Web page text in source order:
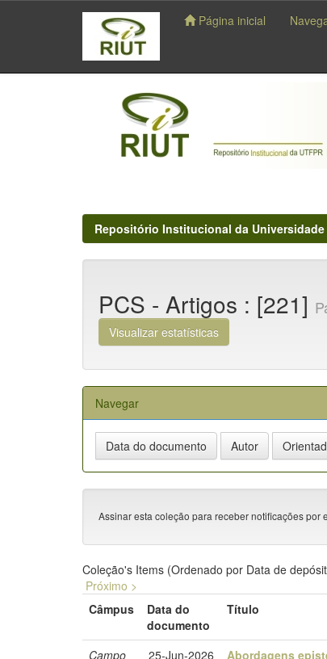
navigation
Página inicial
Repositório Institucional da
PCS - Artigos : [221]
Visualizar estatísticas
Navegar
Assinar esta coleção para receber notificações por
Coleção's Items (Ordenado por Data de
Próximo >
Câmpus
Data do
documento
Título
Campo
25-Jun-2026
Abordagens